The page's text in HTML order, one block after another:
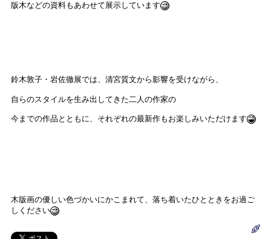
版木などの資料もあわせて展示しています
鈴木敦子・岩佐徹展では、清宮質文から影響を受けながら、
自らのスタイルを生み出してきた二人の作家の
今までの作品とともに、それぞれの最新作もお楽しみいただけます
木版画の優しい色づかいにかこまれて、落ち着いたひとときをお過ご
しください